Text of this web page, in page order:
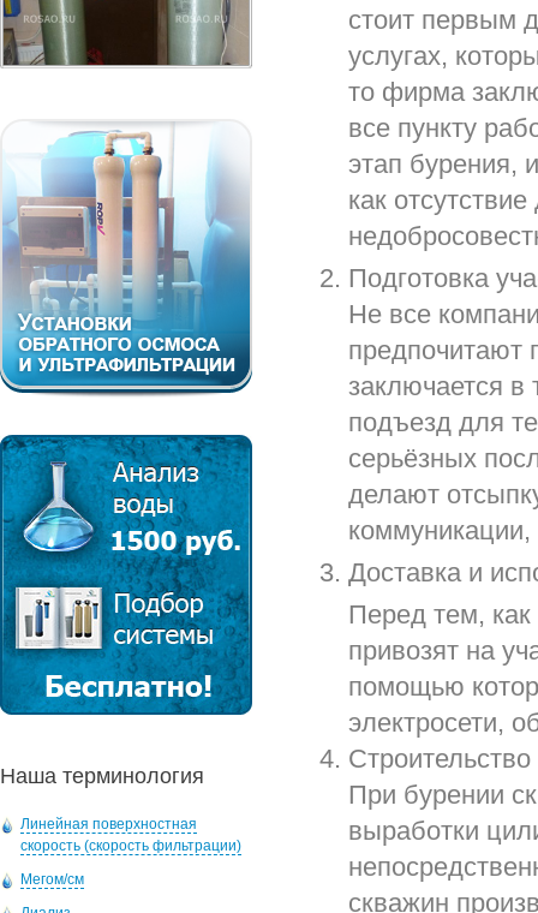
Наша терминология
Линейная поверхностная
скорость (скорость фильтрации)
Мегом/см
стоит первым
услугах,
то фирма
все пункту
этап бурения,
как
Подготовка
Не все
предпочитают
заключается в
подъезд для
серьёзных
делают
коммуникации,
Доставка и
Перед тем,
привозят на
помощью
электросети,
При бурении
выработки
скважин